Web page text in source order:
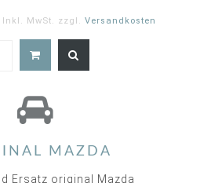
MwSt. zzgl. Versandkosten
MAZDA
Ersatz original Mazda